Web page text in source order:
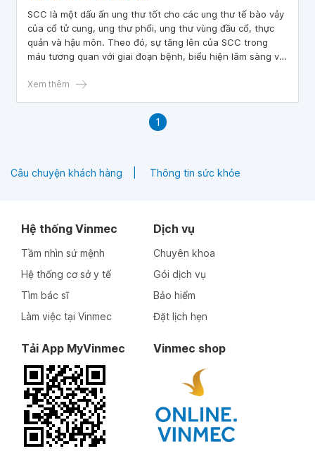
SCC là một dấu ấn ung thư tốt cho các ung thư tế bào vảy
của cổ tử cung, ung thư phổi, ung thư vùng đầu cổ, thực
quản và hậu môn. Theo đó, sự tăng lên của SCC trong
máu tương quan với giai đoạn bệnh, biểu hiện lâm sàng và
dụng hỗ trợ chẩn đoán sớm, điều trị kịp thời, mang lại hiệu
Xem thêm
1
Câu chuyện khách hàng Thông tin sức khỏe
Hệ thống Vinmec
Tầm nhìn sứ mệnh
Hệ thống cơ sở y tế
Tìm bác sĩ
Làm việc tại Vinmec
Dịch vụ
Chuyên khoa
Gói dịch vụ
Bảo hiểm
Đặt lịch hẹn
Tải App MyVinmec Vinmec shop